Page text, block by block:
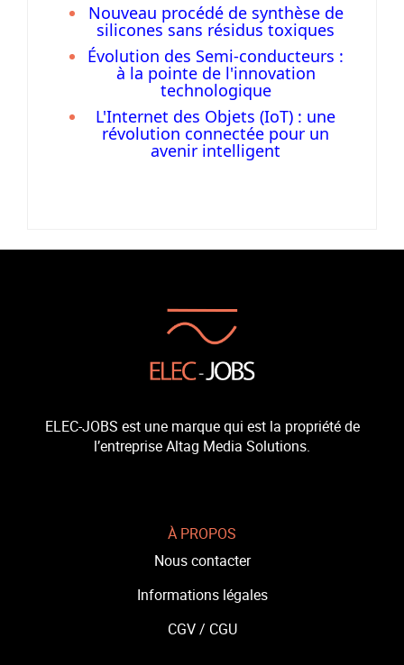
Nouveau procédé de synthèse de
silicones sans résidus toxiques
Évolution des Semi-conducteurs :
à la pointe de l'innovation
technologique
L'Internet des Objets (IoT) : une
révolution connectée pour un
avenir intelligent
ELEC-JOBS est une marque qui est la propriété de
l’entreprise Altag Media Solutions.
À PROPOS
Nous contacter
Informations légales
CGV / CGU